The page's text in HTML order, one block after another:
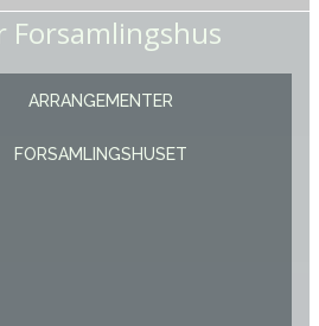
Forsamlingshus
ARRANGEMENTER
FORSAMLINGSHUSET